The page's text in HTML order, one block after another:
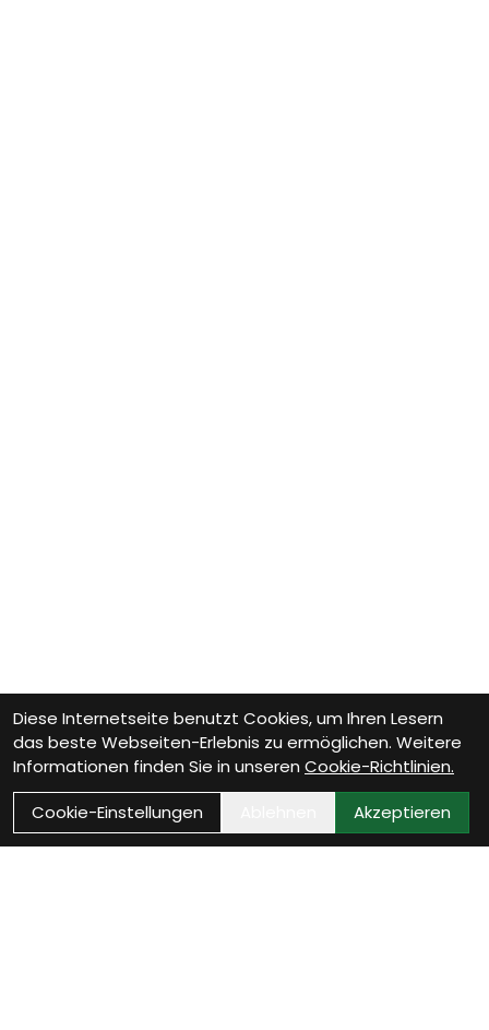
Diese Internetseite benutzt Cookies, um Ihren Lesern
das beste Webseiten-Erlebnis zu ermöglichen. Weitere
Informationen finden Sie in unseren Cookie-Richtlinien.
Cookie-Einstellungen
Akzeptieren